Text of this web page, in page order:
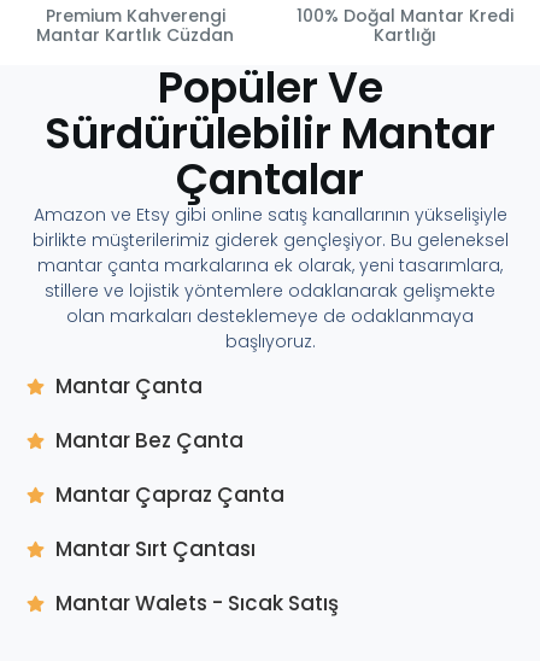
Premium Kahverengi
Mantar Kartlık Cüzdan
100% Doğal Mantar Kredi
Kartlığı
Popüler Ve
Sürdürülebilir Mantar
Çantalar
Amazon ve Etsy gibi online satış kanallarının yükselişiyle
birlikte müşterilerimiz giderek gençleşiyor. Bu geleneksel
mantar çanta markalarına ek olarak, yeni tasarımlara,
stillere ve lojistik yöntemlere odaklanarak gelişmekte
olan markaları desteklemeye de odaklanmaya
başlıyoruz.
Mantar Çanta
Mantar Bez Çanta
Mantar Çapraz Çanta
Mantar Sırt Çantası
Mantar Walets - Sıcak Satış